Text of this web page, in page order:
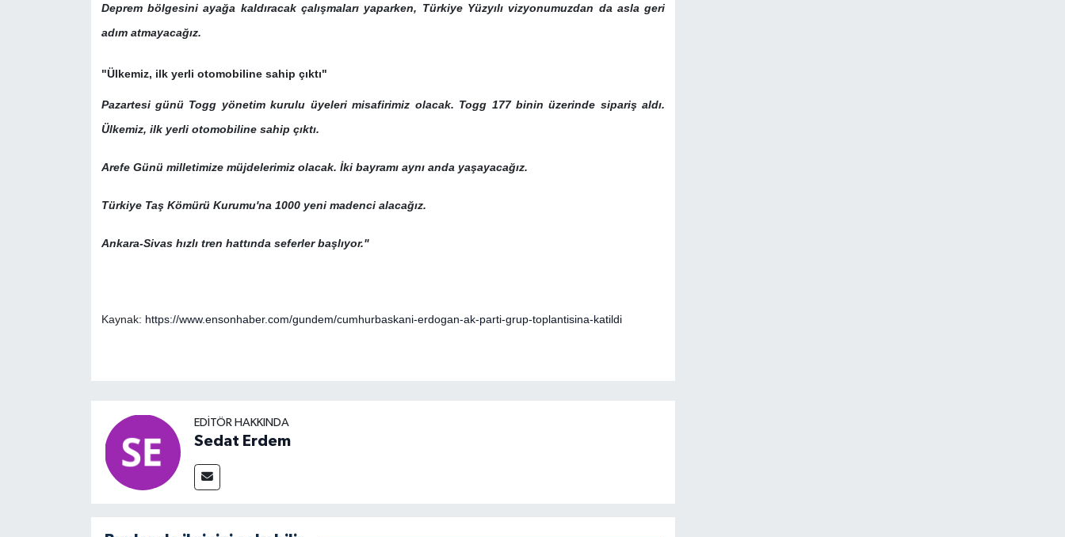
Deprem bölgesini ayağa kaldıracak çalışmaları yaparken, Türkiye Yüzyılı vizyonumuzdan da asla geri
adım atmayacağız.
"Ülkemiz, ilk yerli otomobiline sahip çıktı"
Pazartesi günü Togg yönetim kurulu üyeleri misafirimiz olacak. Togg 177 binin üzerinde sipariş aldı.
Ülkemiz, ilk yerli otomobiline sahip çıktı.
Arefe Günü milletimize müjdelerimiz olacak. İki bayramı aynı anda yaşayacağız.
Türkiye Taş Kömürü Kurumu'na 1000 yeni madenci alacağız.
Ankara-Sivas hızlı tren hattında seferler başlıyor."
Kaynak: https://www.ensonhaber.com/gundem/cumhurbaskani-erdogan-ak-parti-grup-toplantisina-katildi
EDITÖR HAKKINDA
Sedat Erdem